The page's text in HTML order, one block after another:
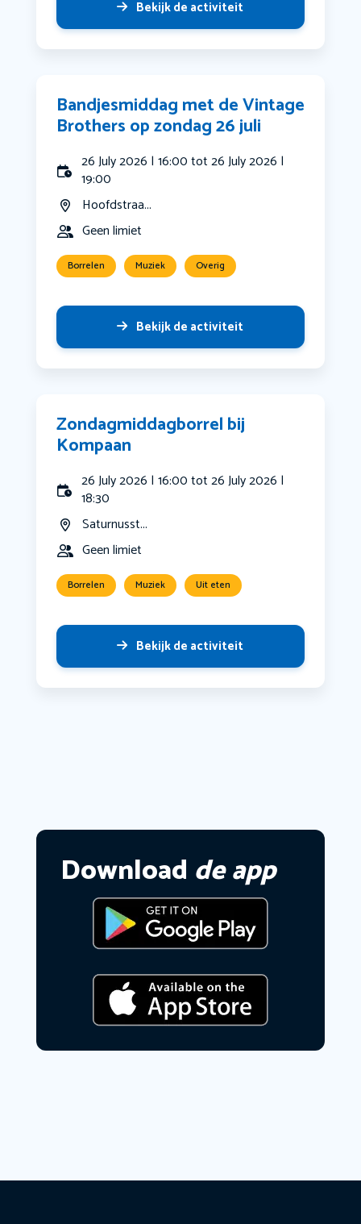
Bekijk de activiteit
Bandjesmiddag met de Vintage
Brothers op zondag 26 juli
26 July 2026 | 16:00 tot 26 July 2026 |
19:00
Hoofdstraa...
Geen limiet
Borrelen Muziek Overig
Bekijk de activiteit
Zondagmiddagborrel bij
Kompaan
26 July 2026 | 16:00 tot 26 July 2026 |
18:30
Saturnusst...
Geen limiet
Borrelen Muziek Uit eten
Bekijk de activiteit
Download de app